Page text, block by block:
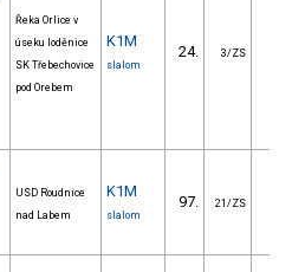
Řeka Orlice v
úseku loděnice
SK Třebechovice
pod Orebem
K1M
slalom
24. 3/ZS
USD Roudnice
nad Labem
K1M
slalom
97. 21/ZS